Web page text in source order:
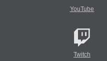
YouTube
Twitch